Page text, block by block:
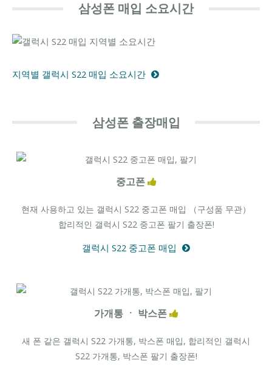
삼성폰 매입 소요시간
지역별 갤럭시 S22 매입 소요시간
삼성폰 출장매입
중고폰
현재 사용하고 있는 갤럭시 S22 중고폰 매입 （구성품 무관）
합리적인 갤럭시 S22 중고폰 팔기 출장폰!
갤럭시 S22 중고폰 매입
가개통 ㆍ 박스폰
새 폰 같은 갤럭시 S22 가개통, 박스폰 매입, 합리적인 갤럭시
S22 가개통, 박스폰 팔기 출장폰!